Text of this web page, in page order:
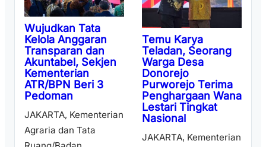
Wujudkan Tata
Kelola Anggaran
Transparan dan
Akuntabel, Sekjen
Kementerian
ATR/BPN Beri 3
Pedoman
JAKARTA, Kementerian
Agraria dan Tata
Temu Karya
Teladan, Seorang
Warga Desa
Donorejo
Purworejo Terima
Penghargaan Wana
Lestari Tingkat
Nasional
JAKARTA, Kementerian